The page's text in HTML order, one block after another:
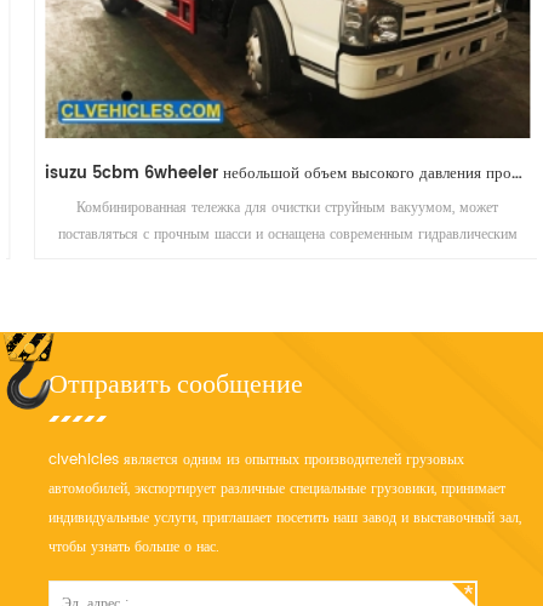
isuzu 5cbm 6wheeler небольшой объем высокого давления промышленный реактивный пылесос комбинированный грузовик
Комбинированная тележка для очистки струйным вакуумом, может
поставляться с прочным шасси и оснащена современным гидравлическим
Отправить сообщение
clvehicles является одним из опытных производителей грузовых
автомобилей, экспортирует различные специальные грузовики, принимает
индивидуальные услуги, приглашает посетить наш завод и выставочный зал,
чтобы узнать больше о нас.